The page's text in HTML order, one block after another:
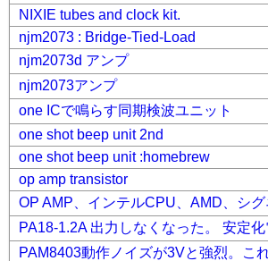
NIXIE tubes and clock kit.
njm2073 : Bridge-Tied-Load
njm2073d アンプ
njm2073アンプ
one ICで鳴らす同期検波ユニット
one shot beep unit 2nd
one shot beep unit :homebrew
op amp transistor
OP AMP、インテルCPU、AMD、シ
PA18-1.2A 出力しなくなった。 安定
PAM8403動作ノイズが3Vと強烈。こ